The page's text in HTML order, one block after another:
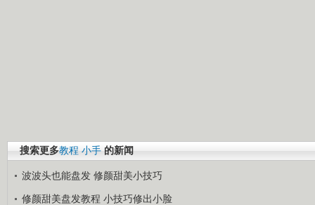
搜索更多教程 小手 的新闻
波波头也能盘发 修颜甜美小技巧
修颜甜美盘发教程 小技巧修出小脸